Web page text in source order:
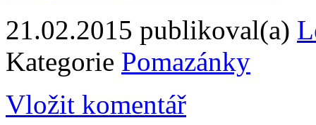
21.02.2015 publikoval(a)
Kategorie Pomazánky
Vložit komentář